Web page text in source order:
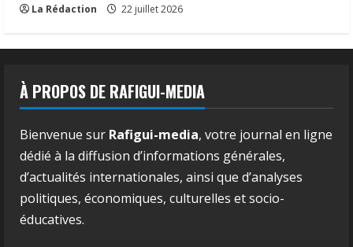
La Rédaction 22 juillet 2026
À PROPOS DE RAFIGUI-MEDIA
Bienvenue sur Rafigui-media, votre journal en ligne
dédié à la diffusion d’informations générales,
d’actualités internationales, ainsi que d’analyses
politiques, économiques, culturelles et socio-
éducatives.